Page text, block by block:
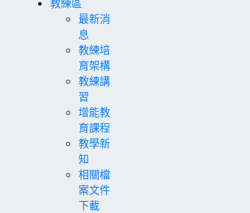
教練區
最新消
息
教練培
育架構
教練講
習
增能教
育課程
教學新
知
相關檔
案文件
下載